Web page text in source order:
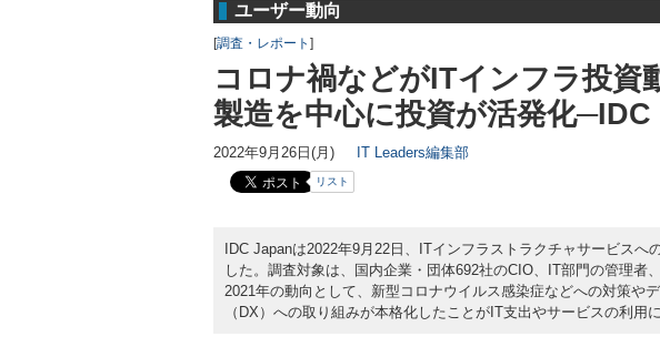
ユーザー動向
[調査・レポート ]
コロナ禍などがITインフラ投資
製造を中心に投資が活発化─IDC
2022年9月26日(月) IT Leaders編集部
リスト
IDC Japanは2022年9月22日、ITインフラストラクチャサービス
した。調査対象は、国内企業・団体692社のCIO、IT部門の管理者
2021年の動向として、新型コロナウイルス感染症などへの対策や
（DX）への取り組みが本格化したことがIT支出やサービスの利用